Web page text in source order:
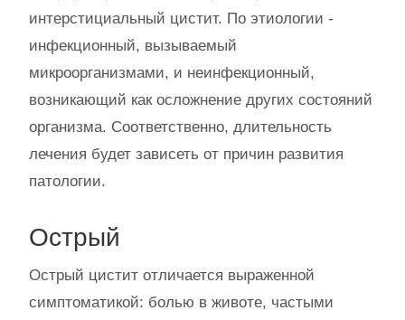
интерстициальный цистит. По этиологии -
инфекционный, вызываемый
микроорганизмами, и неинфекционный,
возникающий как осложнение других состояний
организма. Соответственно, длительность
лечения будет зависеть от причин развития
патологии.
Острый
Острый цистит отличается выраженной
симптоматикой: болью в животе, частыми